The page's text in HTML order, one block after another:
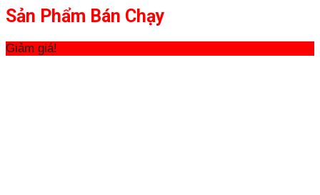
Sản Phẩm Bán Chạy
Giảm giá!